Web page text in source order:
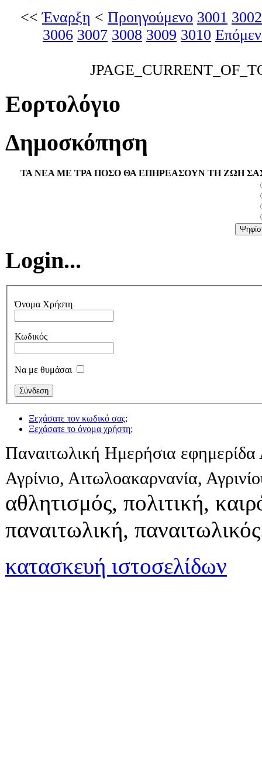
<<Έναρξη < Προηγούμενο 3001 3002
3006 3007 3008 3009 3010
Εορτολόγιο
Δημοσκόπηση
ΤΑ ΝΕΑ ΜΕ ΤΡΑ ΠΟΣΟ ΘΑ ΕΠΗΡΕΑΣΟΥΝ ΤΗ ΖΩΗ
Login...
Όνομα Χρήστη
Κωδικός
Να με θυμάσαι
Ξεχάσατε τον κωδικό σας;
Ξεχάσατε το όνομα χρήστη;
Παναιτωλική Ημερήσια εφημερίδα
Αγρίνιο, Αιτωλοακαρνανία,
αθλητισμός, πολιτική,
παναιτωλική,
κατασκευή ιστοσελίδων